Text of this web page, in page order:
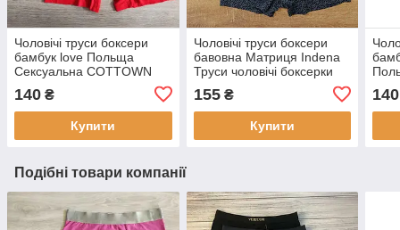
Чоловічі труси боксери
бамбук love Польща
Сексуальна COTTOWN
140 ₴
Купити
Чоловічі труси боксери
бавовна Матриця Indena
Труси чоловічі боксерки
155₴
Купити
140
Подібні товари компанії